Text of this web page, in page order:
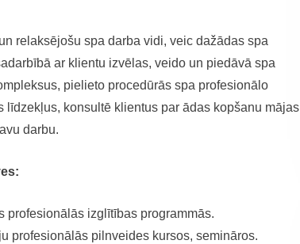
relaksējošu spa darba vidi, veic dažādas spa
ar klientu izvēlas, veido un piedāvā spa
pielieto procedūrās spa profesionālo
līdzekļus, konsultē klientus par ādas kopšanu mājas
darbu.
profesionālās izglītības programmās.
profesionālās pilnveides kursos, semināros.